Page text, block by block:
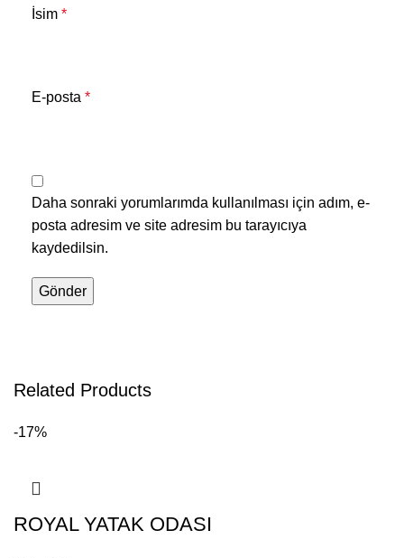
İsim *
E-posta *
Daha sonraki yorumlarımda kullanılması için adım, e-
posta adresim ve site adresim bu tarayıcıya
kaydedilsin.
Related Products
-17%
ROYAL YATAK ODASI